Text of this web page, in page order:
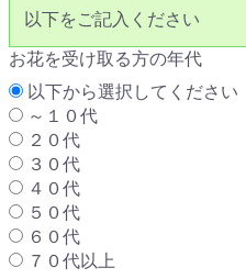
以下をご記入ください
お花を受け取る方の年代
以下から選択してください
～１０代
２０代
３０代
４０代
５０代
６０代
７０代以上